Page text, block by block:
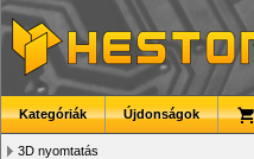
Kategóriák Újdonságok
3D nyomtatás